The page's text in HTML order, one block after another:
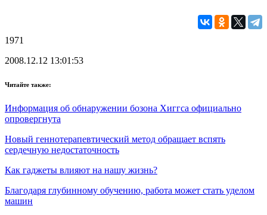
1971
2008.12.12 13:01:53
Читайте также:
Информация об обнаружении бозона Хиггса официально
опровергнута
Новый геннотерапевтический метод обращает вспять
сердечную недостаточность
Как гаджеты влияют на нашу жизнь?
Благодаря глубинному обучению, работа может стать уделом
машин